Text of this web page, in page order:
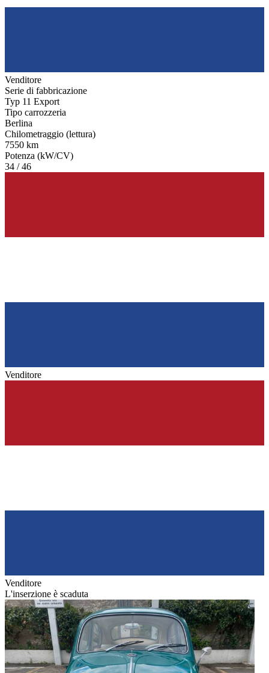
Venditore
Serie di fabbricazione
Typ 11 Export
Tipo carrozzeria
Berlina
Chilometraggio (lettura)
7550 km
Potenza (kW/CV)
34 / 46
Venditore
Venditore
L'inserzione è scaduta